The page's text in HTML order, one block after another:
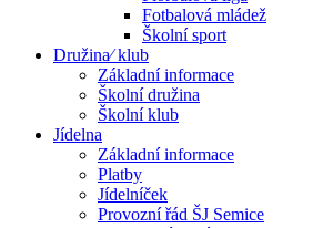
Fotbalová mládež
Školní sport
Družina⁄ klub
Základní informace
Školní družina
Školní klub
Jídelna
Základní informace
Platby
Jídelníček
Provozní řád ŠJ Semice